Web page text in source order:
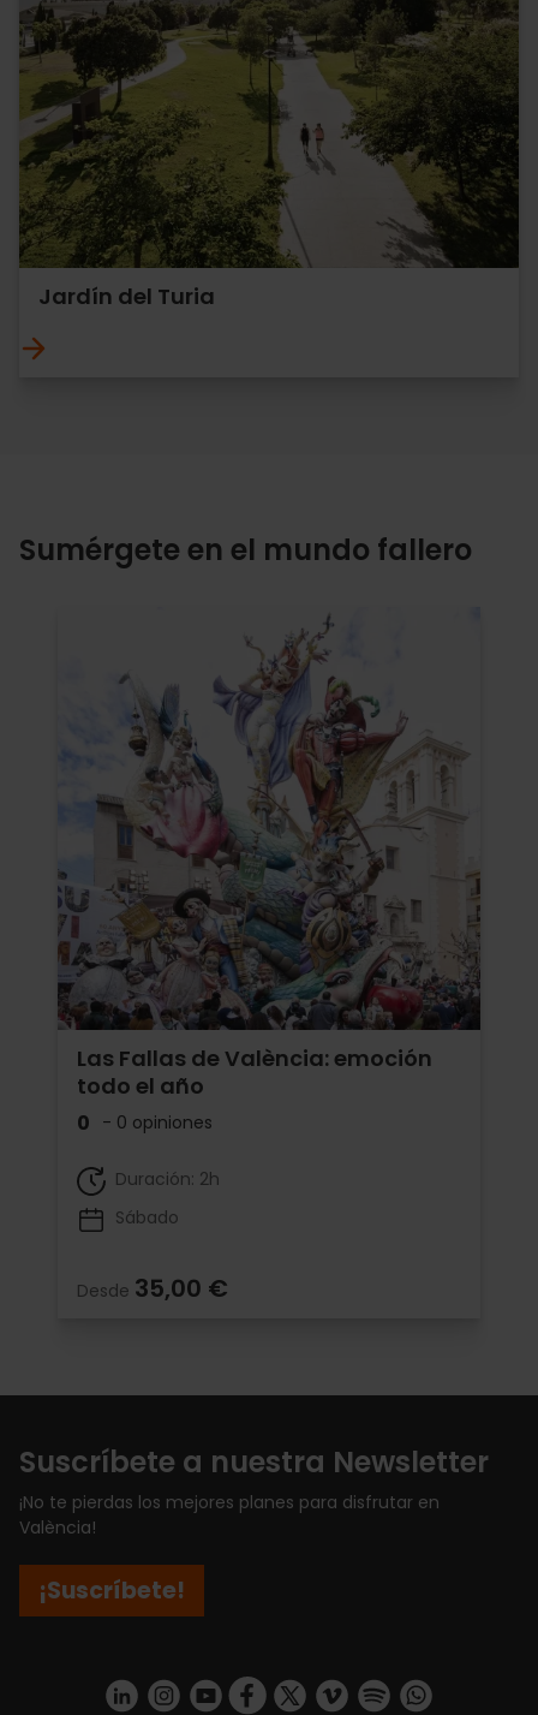
Jardín del Turia
Sumérgete en el mundo fallero
Las Fallas de València: emoción
todo el año
0 - 0 opiniones
Duración: 2h
Sábado
Desde 35,00 €
Suscríbete a nuestra Newsletter
¡No te pierdas los mejores planes para disfrutar en
València!
¡Suscríbete!
https://www.linkedin.com/company/turismo-valencia/mycompany/
https://www.instagram.com/visit_valencia/
https://www.youtube.com/user/
https://www.facebook.com/
https://twitter.com/
https://vimeo.com/
https://https://api.whatsapp.com/